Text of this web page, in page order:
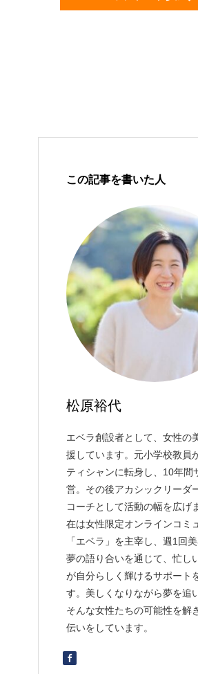
この記事を書いた人
松原裕代
エベラ創設者として、女性の
援しています。元小学校教員
ティシャンに転身し、10年間
営。その後アカシックリーダ
コーチとして活動の幅を広げ
在は女性限定オンラインコミ
「エベラ」を主宰し、週1回
夢の語り合いを通じて、忙し
が自分らしく輝けるサポート
す。美しくなりながら夢を追
そんな女性たちの可能性を解
伝いをしています。